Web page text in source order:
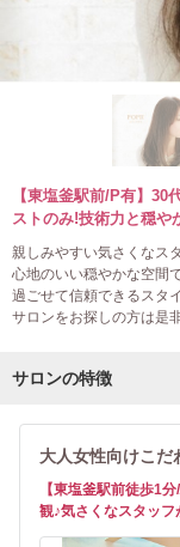
【東塩釜駅前/P有】
ストのみ!技術力と穏
親しみやすい気さくなス
心地のいい穏やかな空間
過ごせて信頼できるスタ
サロンをお探しの方は是
サロンの特徴
大人女性向けこだ
【東塩釜駅前徒歩1
観♪気さくなスタッ